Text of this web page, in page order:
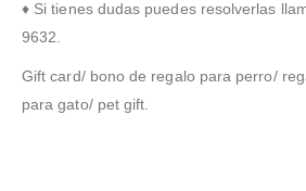
♦ Si tienes dudas puedes resolverlas
9632.
Gift card/ bono de regalo para perro/
para gato/ pet gift.